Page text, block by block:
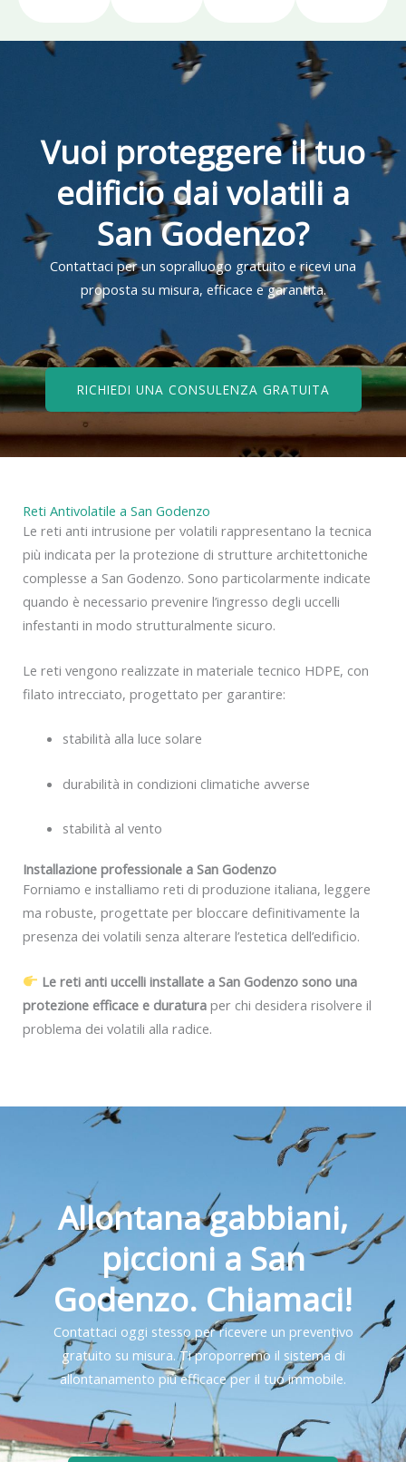
Vuoi proteggere il tuo
edificio dai volatili a
San Godenzo?
Contattaci per un sopralluogo gratuito e ricevi una
proposta su misura, efficace e garantita.
RICHIEDI UNA CONSULENZA GRATUITA
Reti Antivolatile a San Godenzo
Le reti anti intrusione per volatili rappresentano la tecnica
più indicata per la protezione di strutture architettoniche
complesse a San Godenzo. Sono particolarmente indicate
quando è necessario prevenire l’ingresso degli uccelli
infestanti in modo strutturalmente sicuro.
Le reti vengono realizzate in materiale tecnico HDPE, con
filato intrecciato, progettato per garantire:
stabilità alla luce solare
durabilità in condizioni climatiche avverse
stabilità al vento
Installazione professionale a San Godenzo
Forniamo e installiamo reti di produzione italiana, leggere
ma robuste, progettate per bloccare definitivamente la
presenza dei volatili senza alterare l’estetica dell’edificio.
Le reti anti uccelli installate a San Godenzo sono una
protezione efficace e duratura per chi desidera risolvere il
problema dei volatili alla radice.
Allontana gabbiani,
piccioni a San
Godenzo. Chiamaci!
Contattaci oggi stesso per ricevere un preventivo
gratuito su misura. Ti proporremo il sistema di
allontanamento più efficace per il tuo immobile.